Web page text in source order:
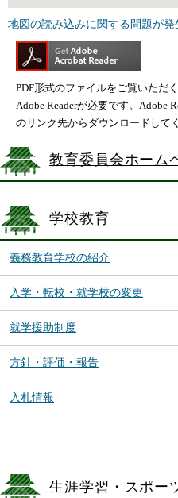
教育委員会ホーム
学校教育
義務教育学校の紹介
入学・転校・就学校の変更
就学援助制度
方針・評価・報告
入札情報
生涯学習・スポー
地図の読み込みに関する問題が発
PDF形式のファイルをご覧いただ
Adobe Readerが必要です。Adobe
のリンク先からダウンロードして